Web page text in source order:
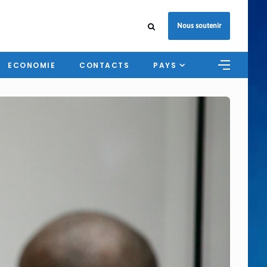
Nous soutenir
ECONOMIE CONTACTS PAYS